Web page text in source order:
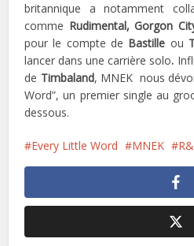
britannique a notamment
comme Rudimental, Gorgon
pour le compte de Bastille ou
lancer dans une carrière solo.
de Timbaland, MNEK nous
Word”, un premier single au
dessous.
Every Little Word MNEK